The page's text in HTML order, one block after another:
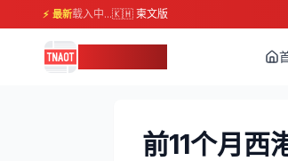
⚡ 最新载入中...🇰🇭 柬文版
前11个月西